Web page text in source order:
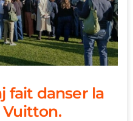
fait danser la
Vuitton.